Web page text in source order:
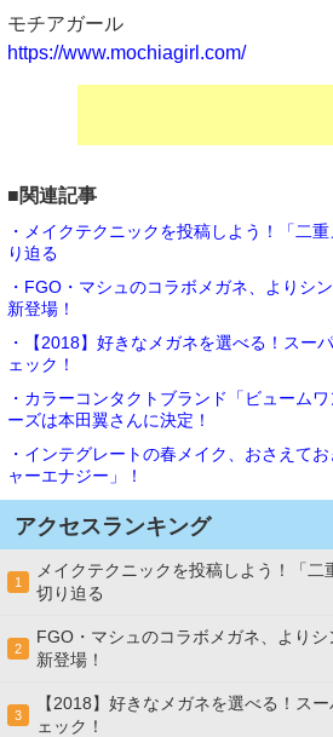
モチアガール
https://www.mochiagirl.com/
■関連記事
・メイクテクニックを投稿しよう！「二
り迫る
・FGO・マシュのコラボメガネ、よりシ
新登場！
・【2018】好きなメガネを選べる！スー
ェック！
・カラーコンタクトブランド「ビューム
ーズは本田翼さんに決定！
・インテグレートの春メイク、おさえて
ャーエナジー」！
アクセスランキング
1
メイクテクニックを投稿しよう！「
切り迫る
2
FGO・マシュのコラボメガネ、より
新登場！
3
【2018】好きなメガネを選べる！ス
ェック！